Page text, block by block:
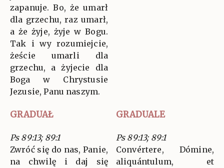
zapanuje. Bo, że umarł
dla grzechu, raz umarł,
a że żyje, żyje w Bogu.
Tak i wy rozumiejcie,
żeście umarli dla
grzechu, a żyjecie dla
Boga w Chrystusie
Jezusie, Panu naszym.
GRADUAŁ GRADUALE
Ps 89:13; 89:1
Zwróć się do nas, Panie,
na chwilę i daj się
Ps 89:13; 89:1
Convértere, Dómine,
aliquántulum, et